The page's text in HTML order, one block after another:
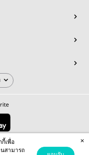
Company Limited
Policy Terms of Serviceapply.
เพื่อ
สามารถ
×